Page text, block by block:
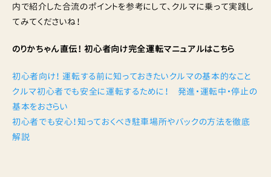
内で紹介した合流のポイントを参考にして、クルマに乗って実践し
てみてくださいね！
のりかちゃん直伝！ 初心者向け完全運転マニュアルはこちら
初心者向け！ 運転する前に知っておきたいクルマの基本的なこと
クルマ初心者でも安全に運転するために！ 発進・運転中・停止の
基本をおさらい
初心者でも安心！知っておくべき駐車場所やバックの方法を徹底
解説